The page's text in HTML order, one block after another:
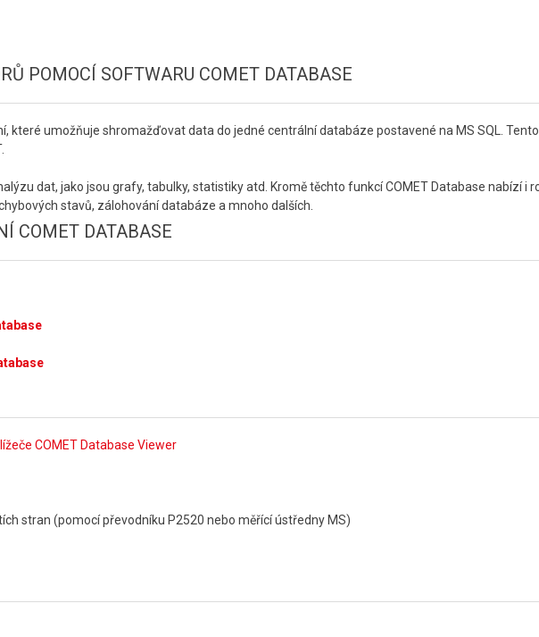
POMOCÍ SOFTWARU COMET DATABASE
které umožňuje shromažďovat data do jedné centrální databáze postavené na MS SQL.
dat, jako jsou grafy, tabulky, statistiky atd. Kromě těchto funkcí COMET Database nabízí i
stavů, zálohování databáze a mnoho dalších.
COMET DATABASE
COMET Database Viewer
stran (pomocí převodníku P2520 nebo měřící ústředny MS)